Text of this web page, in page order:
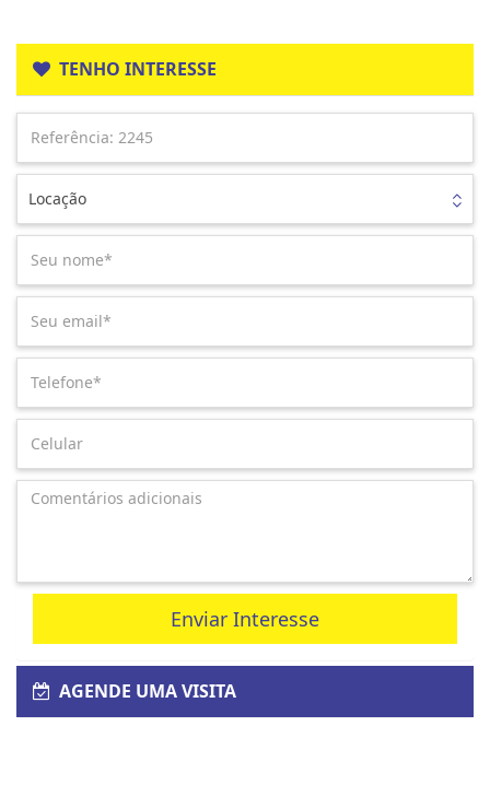
TENHO INTERESSE
Locação
Enviar Interesse
AGENDE UMA VISITA